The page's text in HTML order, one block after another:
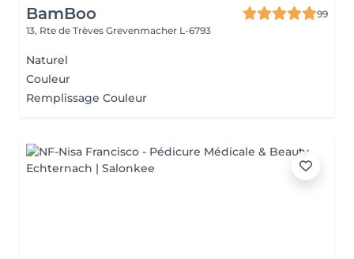
BamBoo
99
13, Rte de Trèves Grevenmacher L-6793
Naturel
Couleur
Remplissage Couleur